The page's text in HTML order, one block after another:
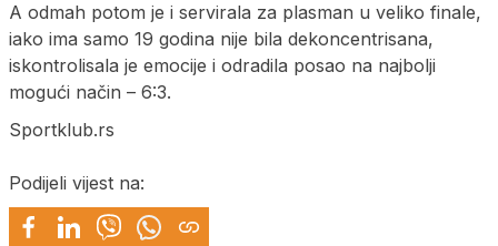
A odmah potom je i servirala za plasman u veliko finale,
iako ima samo 19 godina nije bila dekoncentrisana,
iskontrolisala je emocije i odradila posao na najbolji
mogući način – 6:3.
Sportklub.rs
Podijeli vijest na: